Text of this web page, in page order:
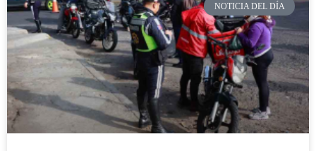
NOTICIA DEL DÍA